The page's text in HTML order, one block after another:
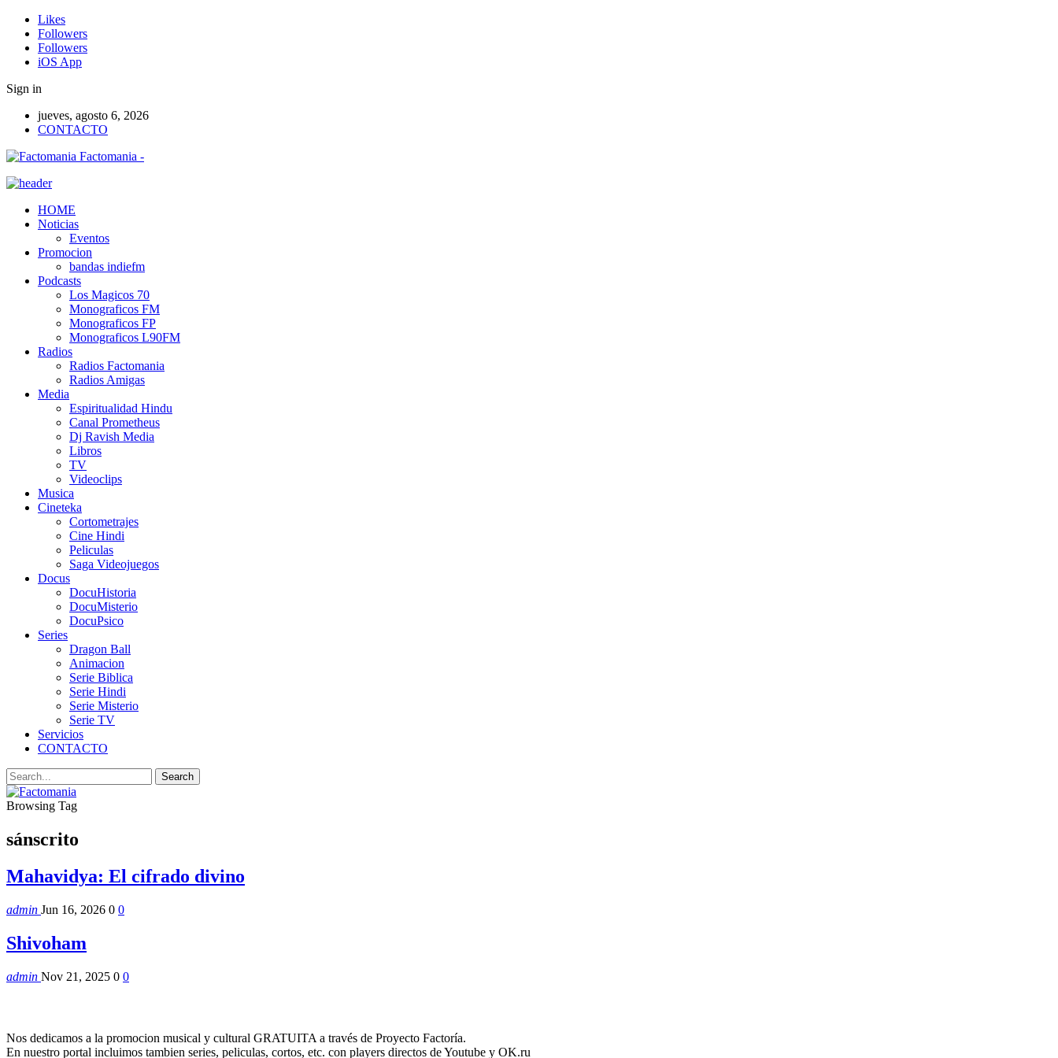
Likes
Followers
Followers
iOS App
Sign in
jueves, agosto 6, 2026
CONTACTO
Factomania -
HOME
Noticias
Eventos
Promocion
bandas indiefm
Podcasts
Los Magicos 70
Monograficos FM
Monograficos FP
Monograficos L90FM
Radios
Radios Factomania
Radios Amigas
Media
Espiritualidad Hindu
Canal Prometheus
Dj Ravish Media
Libros
TV
Videoclips
Musica
Cineteka
Cortometrajes
Cine Hindi
Peliculas
Saga Videojuegos
Docus
DocuHistoria
DocuMisterio
DocuPsico
Series
Dragon Ball
Animacion
Serie Biblica
Serie Hindi
Serie Misterio
Serie TV
Servicios
CONTACTO
Browsing Tag
sánscrito
Mahavidya: El cifrado divino
admin Jun 16, 2026 0 0
Shivoham
admin Nov 21, 2025 0 0
Nos dedicamos a la promocion musical y cultural GRATUITA a través de Proyecto Factoría.
En nuestro portal incluimos tambien series, peliculas, cortos, etc. con players directos de Youtube y OK.ru